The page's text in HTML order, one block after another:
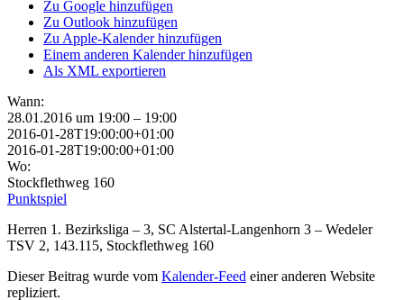
Zu Google hinzufügen
Zu Outlook hinzufügen
Zu Apple-Kalender hinzufügen
Einem anderen Kalender hinzufügen
Als XML exportieren
Wann:
28.01.2016 um 19:00 – 19:00
2016-01-28T19:00:00+01:00
2016-01-28T19:00:00+01:00
Wo:
Stockflethweg 160
Punktspiel
Herren 1. Bezirksliga – 3, SC Alstertal-Langenhorn 3 – Wedeler
TSV 2, 143.115, Stockflethweg 160
Dieser Beitrag wurde vom Kalender-Feed einer anderen Website
repliziert.